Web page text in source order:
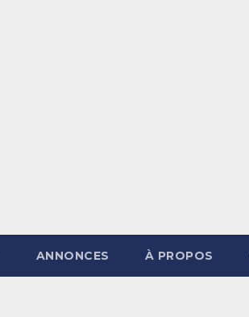
ANNONCES À PROPOS